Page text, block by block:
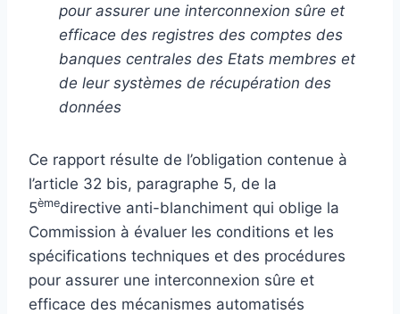
pour assurer une interconnexion sûre et
efficace des registres des comptes des
banques centrales des Etats membres et
de leur systèmes de récupération des
données
Ce rapport résulte de l’obligation contenue à
l’article 32 bis, paragraphe 5, de la
5èmedirective anti-blanchiment qui oblige la
Commission à évaluer les conditions et les
spécifications techniques et des procédures
pour assurer une interconnexion sûre et
efficace des mécanismes automatisés